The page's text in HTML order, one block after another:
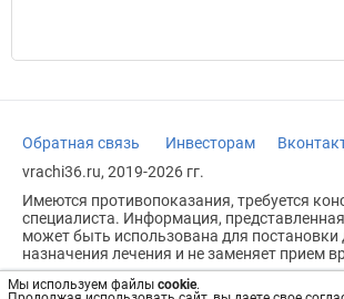
Мы используем файлы cookie.
Обратная связь Инвесторам
vrachi36.ru, 2019-2026 гг.
Имеются противопоказания, требуется
специалиста. Информация, представленная
может быть использована для постановки
назначения лечения и не заменяет прием
Возрастное ограничение: 18+